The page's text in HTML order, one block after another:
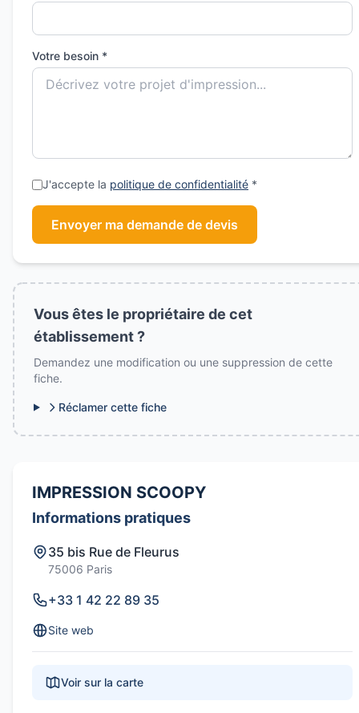
Votre besoin *
J'accepte la politique de confidentialité *
Envoyer ma demande de devis
Vous êtes le propriétaire de cet
établissement ?
Demandez une modification ou une suppression de cette
fiche.
Réclamer cette fiche
IMPRESSION SCOOPY
Informations pratiques
35 bis Rue de Fleurus
75006 Paris
+33 1 42 22 89 35
Site web
Voir sur la carte